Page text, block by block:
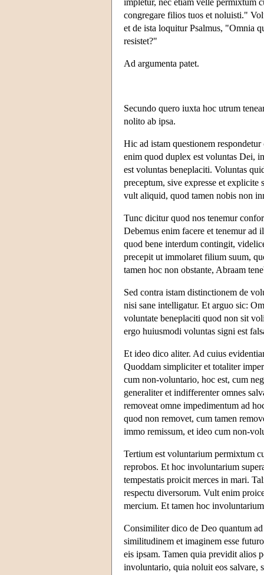
impletur, nec etiam velle permixtum
congregare filios tuos et noluisti."
et de ista loquitur Psalmus, "Omnia
resistet?"
Ad argumenta patet.
Secundo quero iuxta hoc utrum
nolito ab ipsa.
Hic ad istam questionem
enim quod duplex est voluntas Dei,
est voluntas beneplaciti. Voluntas
preceptum, sive expresse et
vult aliquid, quod tamen nobis non
Tunc dicitur quod nos tenemur
Debemus enim facere et tenemur
quod bene interdum contingit,
precepit ut immolaret filium suum,
tamen hoc non obstante, Abraam
Sed contra istam distinctionem de
nisi sane intelligatur. Et arguo sic:
voluntate beneplaciti quod non sit
ergo huiusmodi voluntas signi est
Et ideo dico aliter. Ad cuius
Quoddam simpliciter et totaliter
cum non-voluntario, hoc est, cum
generaliter et indifferenter omnes
removeat omne impedimentum ad
quod non removet, cum tamen
immo remissum, et ideo cum non-
Tertium est voluntarium permixtum
reprobos. Et hoc involuntarium
tempestatis proicit merces in mari.
respectu diversorum. Vult enim
mercium. Et tamen hoc
Consimiliter dico de Deo quantum
similitudinem et imaginem esse
eis ipsam. Tamen quia previdit alios
involuntario, quia noluit eos salvare,